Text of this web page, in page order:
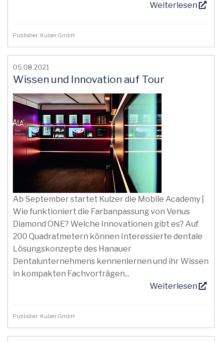
Weiterlesen
Publisher: Kulzer GmbH
05.08.2021
Wissen und Innovation auf Tour
Ab September startet Kulzer die Mobile Academy |
Wie funktioniert die Farbanpassung von Venus
Diamond ONE? Welche Innovationen gibt es? Auf
200 Quadratmetern können Interessierte dentale
Lösungskonzepte des Hanauer
Dentalunternehmens kennenlernen und ihr Wissen
in kompakten Fachvorträgen...
Weiterlesen
Publisher: Kulzer GmbH